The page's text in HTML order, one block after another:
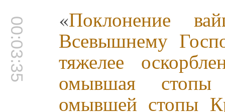
00:03:35 «Поклонение
Всевышнему
тяжелее
омывшая
омывшей стопы